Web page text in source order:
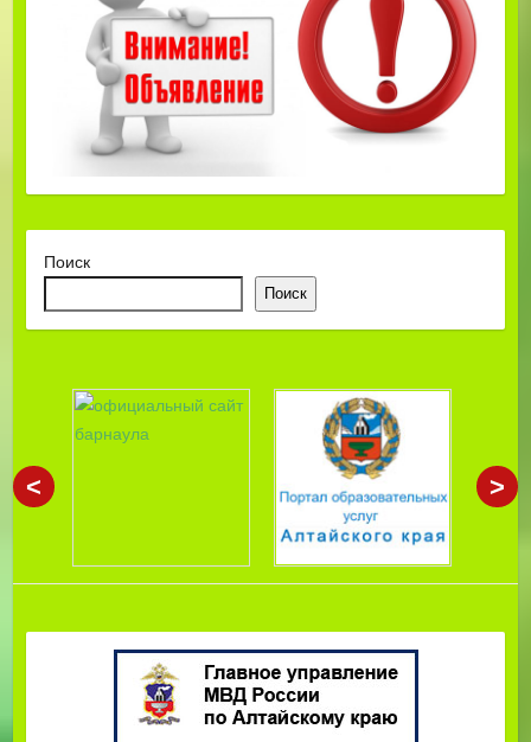
Поиск
Поиск
< >